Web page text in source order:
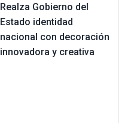
Realza Gobierno del
Estado identidad
nacional con decoración
innovadora y creativa